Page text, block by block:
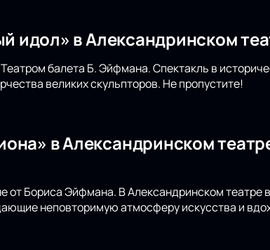
идол» в Александринском
балета Б. Эйфмана. Спектакль в
великих скульпторов. Не пропустите!
в Александринском
Бориса Эйфмана. В Александринском театре
неповторимую атмосферу искусства и